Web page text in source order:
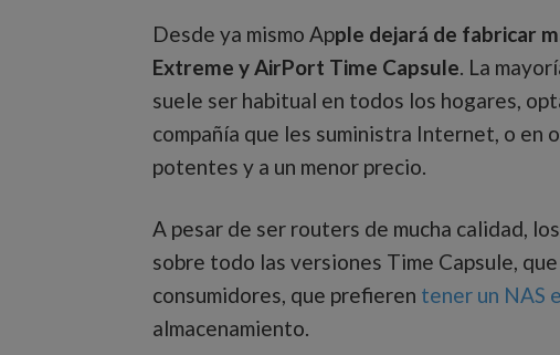
Desde ya mismo Apple dejará de fabricar
Extreme y AirPort Time Capsule. La
suele ser habitual en todos los hogares,
compañía que les suministra Internet, o en
potentes y a un menor precio.
A pesar de ser routers de mucha calidad,
sobre todo las versiones Time Capsule,
consumidores, que prefieren tener un NAS
almacenamiento.